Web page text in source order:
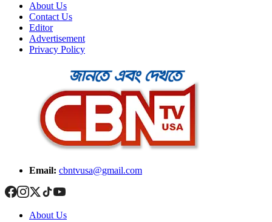
About Us
Contact Us
Editor
Advertisement
Privacy Policy
Email: cbntvusa@gmail.com
About Us